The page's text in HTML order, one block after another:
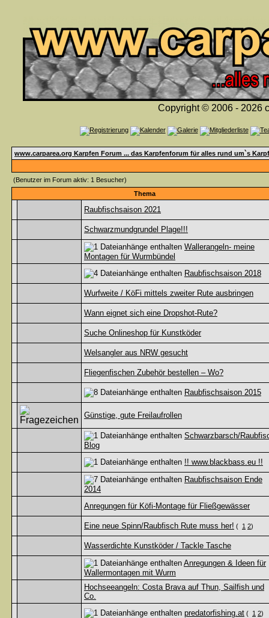
Copyright © 2006 - 2026
www.carparea.org Karpfen Forum ... das Karpfenforum für alles rund um`s
(Benutzer im Forum aktiv: 1 Besucher)
Thema
Raubfischsaison 2021
Schwarzmundgrundel Plage!!!
Wallerangeln- meine
Montagen für Wurmbündel
Raubfischsaison 2018
Wurfweite / KöFi mittels zweiter Rute ausbringen
Wann eignet sich eine Dropshot-Rute?
Suche Onlineshop für Kunstköder
Welsangler aus NRW gesucht
Fliegenfischen Zubehör bestellen – Wo?
Raubfischsaison 2015
Günstige, gute Freilaufrollen
Schwarzbarsch/
Blog
!! www.blackbass.eu !!
Raubfischsaison Ende
2014
Anregungen für Köfi-Montage für Fließgewässer
Eine neue Spinn/Raubfisch Rute muss her! ( 1 2)
Wasserdichte Kunstköder / Tackle Tasche
Anregungen & Ideen für
Wallermontagen mit Wurm
Hochseeangeln: Costa Brava auf Thun, Sailfish und
Co.
predatorfishing.at ( 1 2)